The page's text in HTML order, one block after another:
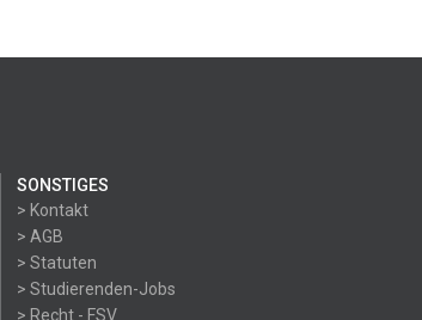
SONSTIGES
> Kontakt
> AGB
> Statuten
> Studierenden-Jobs
> Recht - FSV